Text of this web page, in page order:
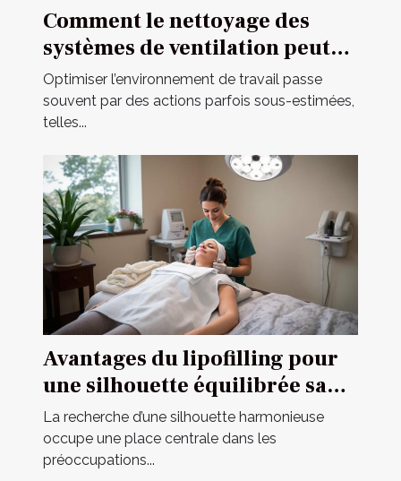
Comment le nettoyage des
systèmes de ventilation peut
améliorer votre
environnement de travail ?
Optimiser l’environnement de travail passe
souvent par des actions parfois sous-estimées,
telles...
Avantages du lipofilling pour
une silhouette équilibrée sans
implants
La recherche d’une silhouette harmonieuse
occupe une place centrale dans les
préoccupations...